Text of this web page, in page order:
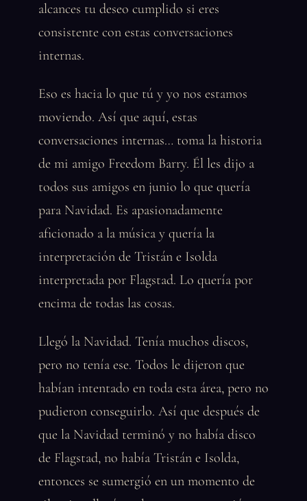
alcances tu deseo cumplido si eres
consistente con estas conversaciones
internas.
Eso es hacia lo que tú y yo nos estamos
moviendo. Así que aquí, estas
conversaciones internas… toma la historia
de mi amigo Freedom Barry. Él les dijo a
todos sus amigos en junio lo que quería
para Navidad. Es apasionadamente
aficionado a la música y quería la
interpretación de Tristán e Isolda
interpretada por Flagstad. Lo quería por
encima de todas las cosas.
Llegó la Navidad. Tenía muchos discos,
pero no tenía ese. Todos le dijeron que
habían intentado en toda esta área, pero no
pudieron conseguirlo. Así que después de
que la Navidad terminó y no había disco
de Flagstad, no había Tristán e Isolda,
entonces se sumergió en un momento de